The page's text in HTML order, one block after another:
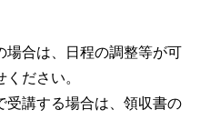
合は、日程の調整等が可
ださい。
講する場合は、領収書の